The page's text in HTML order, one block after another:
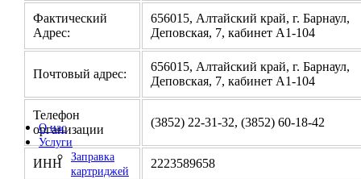
О нас
Услуги
Заправка
картриджей
Фактический
Адрес:
656015, Алтайский край, г. Барнаул,
Деповская, 7, кабинет А1-104
Почтовый адрес:
656015, Алтайский край, г. Барнаул,
Деповская, 7, кабинет А1-104
Телефон
организации
(3852) 22-31-32, (3852) 60-18-42
ИНН 2223589658